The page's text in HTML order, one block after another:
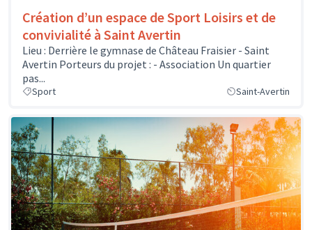
Création d’un espace de Sport Loisirs et de
convivialité à Saint Avertin
Lieu : Derrière le gymnase de Château Fraisier - Saint
Avertin Porteurs du projet : - Association Un quartier
pas...
Sport Saint-Avertin